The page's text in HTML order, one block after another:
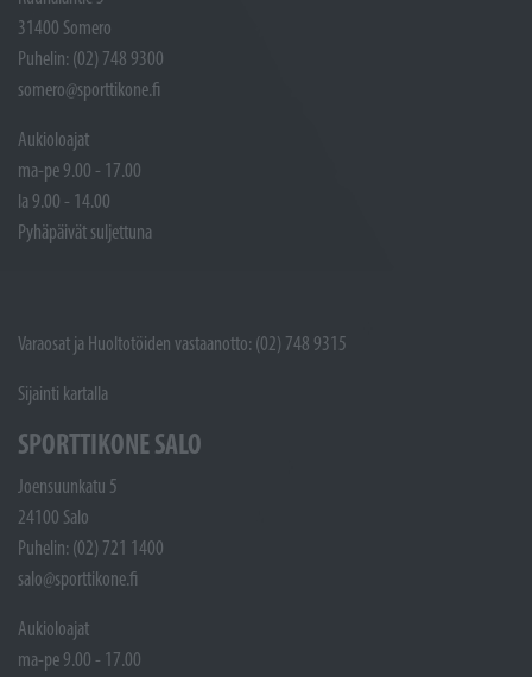
31400 Somero
Puhelin: (02) 748 9300
somero@sporttikone.fi
Aukioloajat
ma-pe 9.00 - 17.00
la 9.00 - 14.00
Pyhäpäivät suljettuna
Varaosat ja Huoltotöiden vastaanotto: (02) 748 9315
Sijainti kartalla
SPORTTIKONE SALO
Joensuunkatu 5
24100 Salo
Puhelin: (02) 721 1400
salo@sporttikone.fi
Aukioloajat
ma-pe 9.00 - 17.00